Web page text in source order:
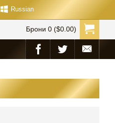
Russian
Брони 0 ($0.00)